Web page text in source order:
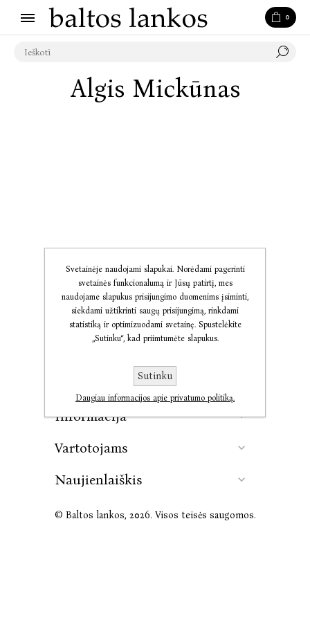
0
Algis Mickūnas
Informacija
Vartotojams
Naujienlaiškis
© Baltos lankos, 2026. Visos teisės saugomos.
Svetainėje naudojami slapukai. Norėdami pagerinti
svetainės funkcionalumą ir Jūsų patirtį, mes
naudojame slapukus prisijungimo duomenims įsiminti,
siekdami užtikrinti saugų prisijungimą, rinkdami
statistiką ir optimizuodami svetainę. Spustelėkite
„Sutinku“, kad priimtumėte slapukus.
Sutinku
Daugiau informacijos apie privatumo politiką.